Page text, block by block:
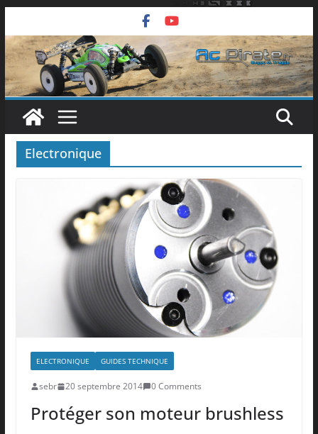
au
contenu
Electronique
ELECTRONIQUE GUIDES TECHNIQUE
sebr 20 septembre 2014 0 Comments
Protéger son moteur brushless